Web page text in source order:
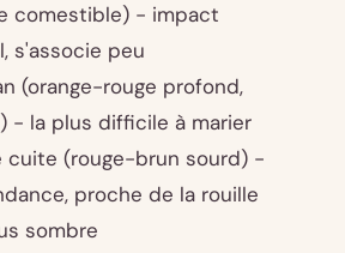
comestible) - impact
s'associe peu
(orange-rouge profond,
- la plus difficile à marier
cuite (rouge-brun sourd) -
proche de la rouille
sombre